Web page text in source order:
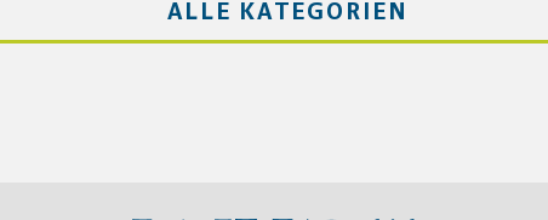
ALLE KATEGORIEN